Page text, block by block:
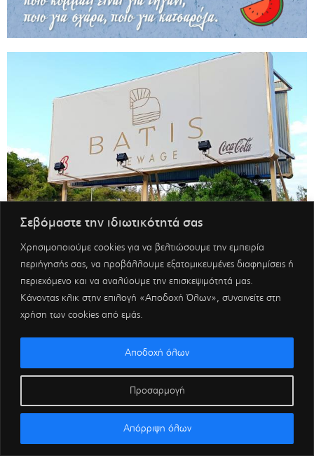
Σεβόμαστε την ιδιωτικότητά σας
Χρησιμοποιούμε cookies για να βελτιώσουμε την εμπειρία
περιήγησής σας, να προβάλλουμε εξατομικευμένες διαφημίσεις ή
περιεχόμενο και να αναλύουμε την επισκεψιμότητά μας.
Κάνοντας κλικ στην επιλογή «Αποδοχή Όλων», συναινείτε στη
χρήση των cookies από εμάς.
Προσαρμογή
Απόρριψη όλων
Αποδοχή όλων